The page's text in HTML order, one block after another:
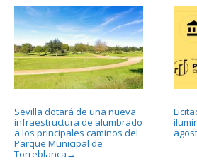
Sevilla dotará de una nueva
infraestructura de alumbrado
a los principales caminos del
Parque Municipal de
Torreblanca →